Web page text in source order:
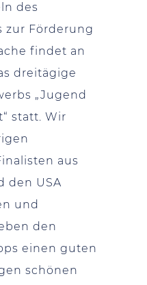
des
zur Förderung
findet an
dreitägige
„Jugend
statt. Wir
aus
den USA
und
den
einen guten
schönen